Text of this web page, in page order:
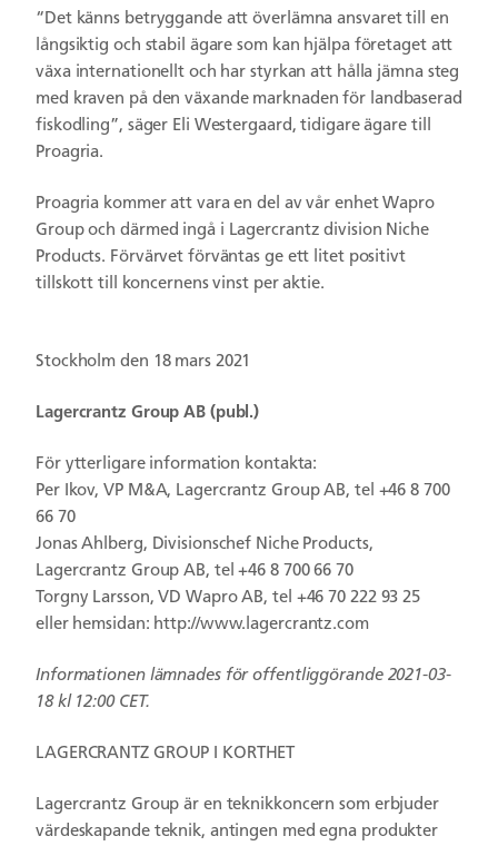
“Det känns betryggande att överlämna ansvaret till en
långsiktig och stabil ägare som kan hjälpa företaget att
växa internationellt och har styrkan att hålla jämna steg
med kraven på den växande marknaden för landbaserad
fiskodling”, säger Eli Westergaard, tidigare ägare till
Proagria.
Proagria kommer att vara en del av vår enhet Wapro
Group och därmed ingå i Lagercrantz division Niche
Products. Förvärvet förväntas ge ett litet positivt
tillskott till koncernens vinst per aktie.
Stockholm den 18 mars 2021
Lagercrantz Group AB (publ.)
För ytterligare information kontakta:
Per Ikov, VP M&A, Lagercrantz Group AB, tel +46 8 700
66 70
Jonas Ahlberg, Divisionschef Niche Products,
Lagercrantz Group AB, tel +46 8 700 66 70
Torgny Larsson, VD Wapro AB, tel +46 70 222 93 25
eller hemsidan: http://www.lagercrantz.com
Informationen lämnades för offentliggörande 2021-03-
18 kl 12:00 CET.
LAGERCRANTZ GROUP I KORTHET
Lagercrantz Group är en teknikkoncern som erbjuder
värdeskapande teknik, antingen med egna produkter